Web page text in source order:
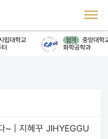
립대학교
합격
중앙대학교
화학공학과
~ | 지혜꾸 JIHYEGGU